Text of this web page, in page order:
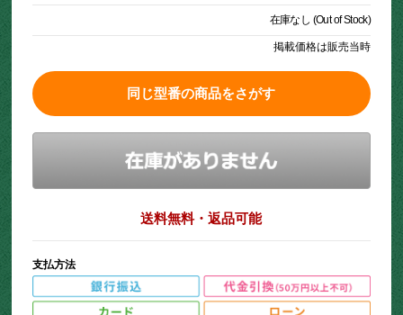
在庫なし (Out of Stock)
掲載価格は販売当時
同じ型番の商品をさがす
送料無料・返品可能
支払方法